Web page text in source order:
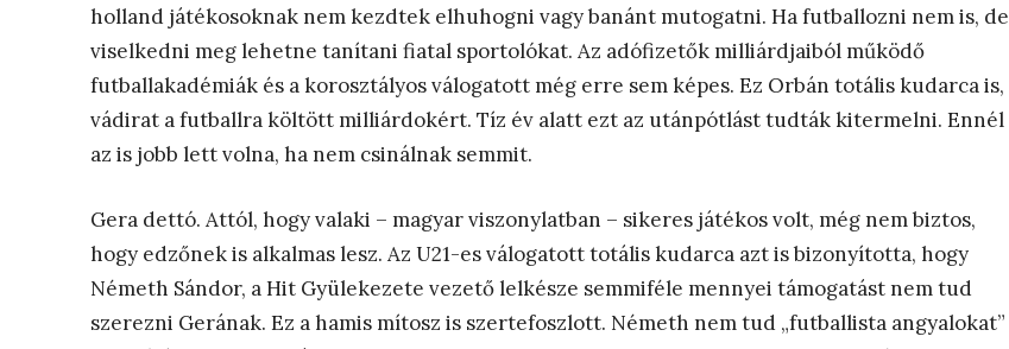
holland játékosoknak nem kezdtek elhuhogni vagy banánt mutogatni. Ha futballozni nem is, de
viselkedni meg lehetne tanítani fiatal sportolókat. Az adófizetők milliárdjaiból működő
futballakadémiák és a korosztályos válogatott még erre sem képes. Ez Orbán totális kudarca is,
vádirat a futballra költött milliárdokért. Tíz év alatt ezt az utánpótlást tudták kitermelni. Ennél
az is jobb lett volna, ha nem csinálnak semmit.
Gera dettó. Attól, hogy valaki – magyar viszonylatban – sikeres játékos volt, még nem biztos,
hogy edzőnek is alkalmas lesz. Az U21-es válogatott totális kudarca azt is bizonyította, hogy
Németh Sándor, a Hit Gyülekezete vezető lelkésze semmiféle mennyei támogatást nem tud
szerezni Gerának. Ez a hamis mítosz is szertefoszlott. Németh nem tud „futballista angyalokat”